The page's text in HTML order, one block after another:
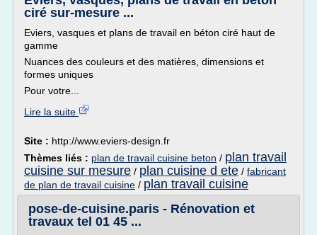
ciré sur-mesure ...
Eviers, vasques et plans de travail en béton ciré haut de
gamme
Nuances des couleurs et des matières, dimensions et
formes uniques
Pour votre...
Lire la suite
Site : http://www.eviers-design.fr
Thèmes liés : plan de travail cuisine beton / plan travail
cuisine sur mesure / plan cuisine d ete / fabricant
de plan de travail cuisine / plan travail cuisine
pose-de-cuisine.paris - Rénovation et
travaux tel 01 45 ...